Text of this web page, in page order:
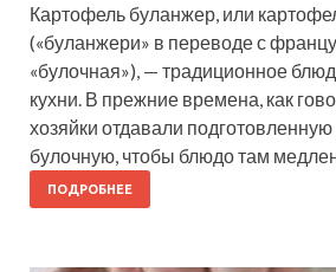
Картофель буланжер, или
(«буланжери» в переводе с
«булочная»), — традиционное
кухни. В прежние времена, как
хозяйки отдавали
булочную, чтобы блюдо там
ПОДРОБНЕЕ